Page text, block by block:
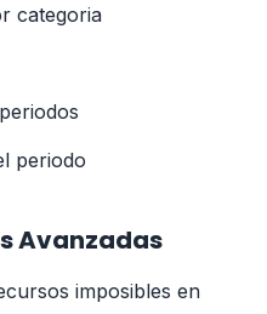
categoria
periodo
Avanzadas
imposibles en